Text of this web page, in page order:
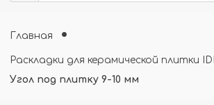
Главная
Раскладки для керамической плитки
Угол под плитку 9-10 мм